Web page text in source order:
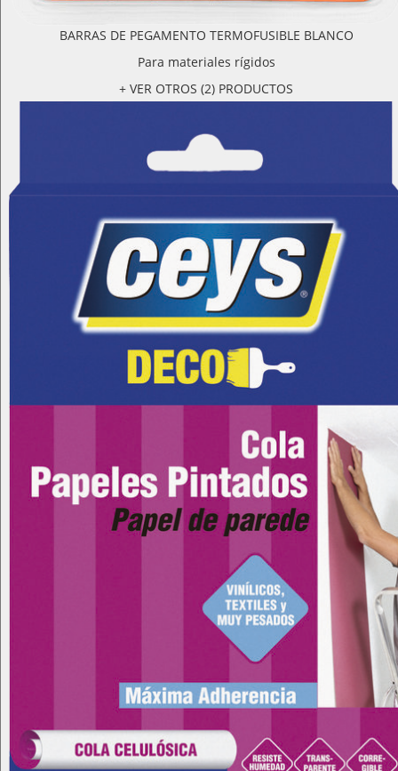
BARRAS DE PEGAMENTO TERMOFUSIBLE BLANCO
Para materiales rígidos
+ VER OTROS (2) PRODUCTOS